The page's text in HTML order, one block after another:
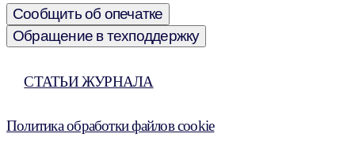
Сообщить об опечатке
Обращение в техподдержку
СТАТЬИ ЖУРНАЛА
Политика обработки файлов cookie